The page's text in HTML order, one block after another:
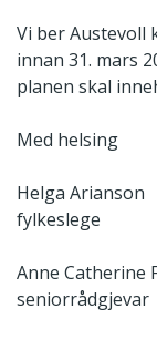
Vi ber Austevoll
innan 31. mars
planen skal
Med helsing
Helga Arianson
fylkeslege
Anne Catherine
seniorrådgjevar